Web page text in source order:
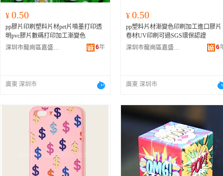
¥ 0.50
pp膠片印刷塑料片材pet片噴墨打印透
明pvc膠片數碼打印加工漸變色
深圳市龍崗區嘉盛圖彩印加工廠
6年
廣東 深圳市
¥ 0.50
pp塑料片材漸變色印刷加工進口膠片
卷材UV印刷可過SGS環保認證
深圳市龍崗區嘉盛圖彩印加工廠
6
廣東 深圳市